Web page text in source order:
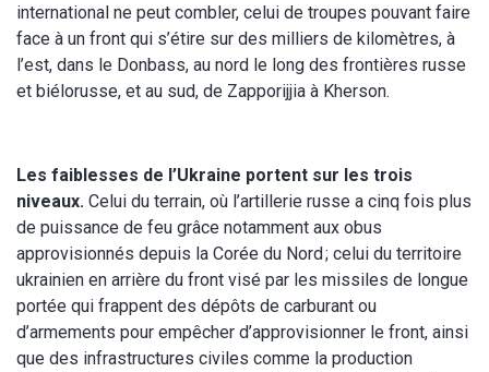
international ne peut combler, celui de troupes pouvant faire
face à un front qui s’étire sur des milliers de kilomètres, à
l’est, dans le Donbass, au nord le long des frontières russe
et biélorusse, et au sud, de Zapporijjia à Kherson.
Les faiblesses de l’Ukraine portent sur les trois
niveaux. Celui du terrain, où l’artillerie russe a cinq fois plus
de puissance de feu grâce notamment aux obus
approvisionnés depuis la Corée du Nord ; celui du territoire
ukrainien en arrière du front visé par les missiles de longue
portée qui frappent des dépôts de carburant ou
d’armements pour empêcher d’approvisionner le front, ainsi
que des infrastructures civiles comme la production